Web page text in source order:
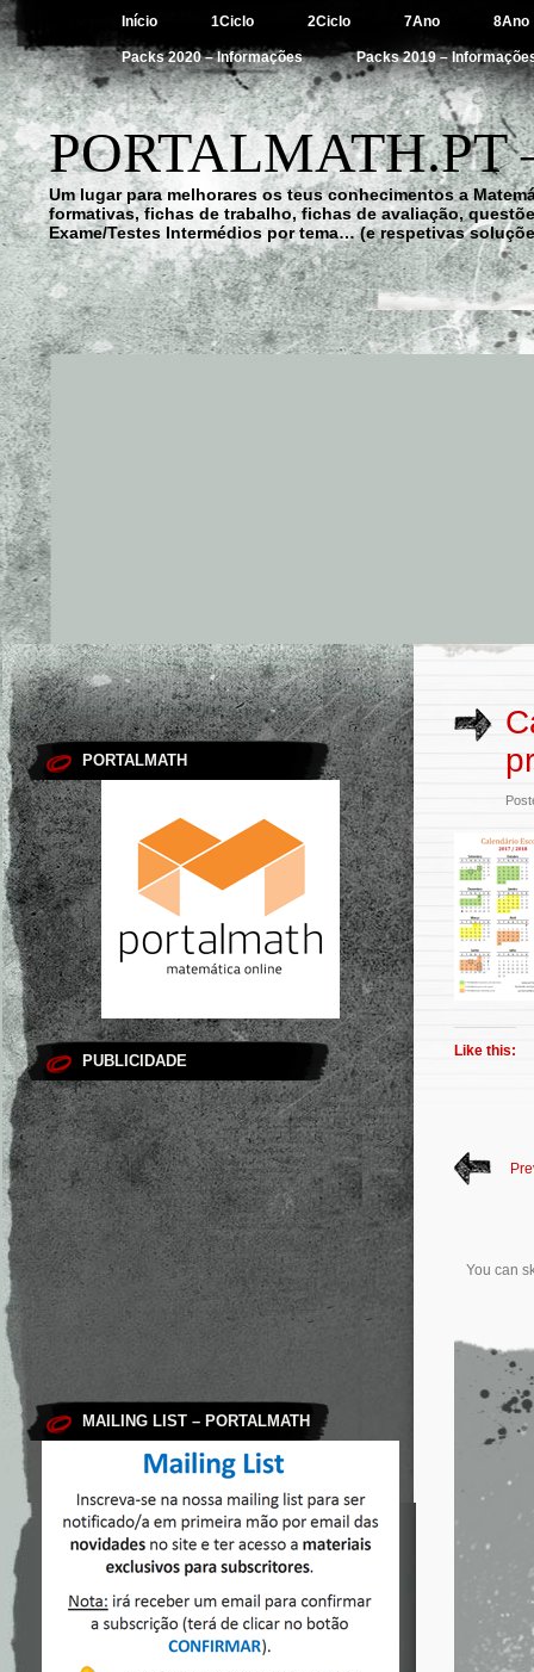
Início 1Ciclo 2Ciclo 7Ano 8Ano
Packs 2020 – Informações Packs 2019 –
Um lugar para melhorares os teus conhecimentos a
formativas, fichas de trabalho, fichas de avaliação,
Exame/Testes Intermédios por tema… (e respetivas
PORTALMATH
PUBLICIDADE
MAILING LIST – PORTALMATH
Like this:
You can